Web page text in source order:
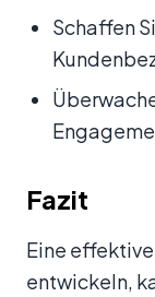
Schaffen
Fazit
Eine
entwickeln,